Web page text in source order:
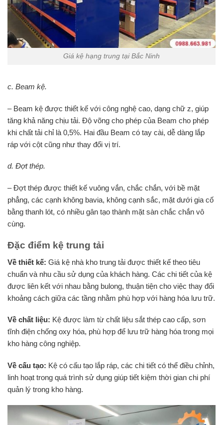
Giá kệ hạng trung tại Bắc Ninh
c. Beam kệ.
– Beam kệ được thiết kế với công nghệ cao, dạng chữ z, giúp
tăng khả năng chịu tải. Độ võng cho phép của Beam cho phép
khi chất tải chỉ là 0,5%. Hai đầu Beam có tay cài, dễ dàng lắp
ráp với cột cũng như thay đổi vị trí.
d. Đợt thép.
– Đợt thép được thiết kế vuông vắn, chắc chắn, với bề mặt
phẳng, các cạnh không bavia, không cạnh sắc, mặt dưới gia cố
bằng thanh lót, có nhiều gân tạo thành mặt sàn chắc chắn vô
cùng.
Đặc điểm kệ trung tải
Về thiết kế: Giá kệ nhà kho trung tải được thiết kế theo tiêu
chuẩn và nhu cầu sử dụng của khách hàng. Các chi tiết của kệ
được liên kết với nhau bằng bulong, thuận tiện cho việc thay đổi
khoảng cách giữa các tầng nhằm phù hợp với hàng hóa lưu trữ.
Về chất liệu: Kệ được làm từ chất liệu sắt thép cao cấp, sơn
tĩnh điện chống oxy hóa, phù hợp để lưu trữ hàng hóa trong mọi
kho hàng công nghiệp.
Về cấu tạo: Kệ có cấu tạo lắp ráp, các chi tiết có thể điều chỉnh,
linh hoạt trong quá trình sử dụng giúp tiết kiệm thời gian chi phí
quản lý trong kho hàng.